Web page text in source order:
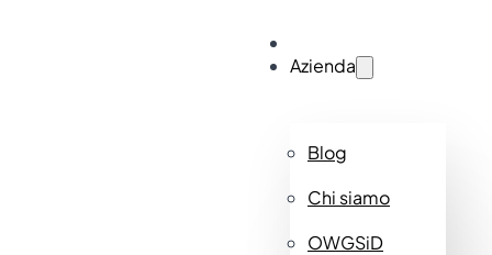
Azienda
Blog
Chi siamo
OWGSiD